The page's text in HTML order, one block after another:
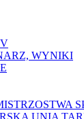
WYNIKI
UNIA